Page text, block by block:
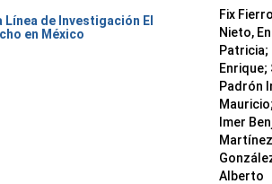
Línea de Investigación El
en México
Fix
Nieto,
Patricia;
Enrique;
Padrón
Mauricio;
Imer
Alberto